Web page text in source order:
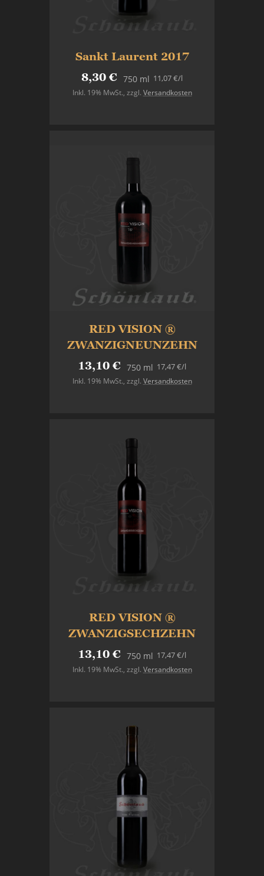
Sankt Laurent 2017
8,30 € 750 ml
Inkl. 19% MwSt., zzgl. Versandkosten
11,07 €/l
RED VISION ®
ZWANZIGNEUNZEHN
13,10 € 750 ml
Inkl. 19% MwSt., zzgl. Versandkosten
17,47 €/l
RED VISION ®
ZWANZIGSECHZEHN
13,10 € 750 ml
Inkl. 19% MwSt., zzgl. Versandkosten
17,47 €/l